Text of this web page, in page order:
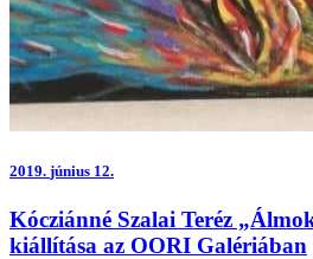
2019. június 12.
Kócziánné Szalai Teréz
kiállítása az OORI Galériában